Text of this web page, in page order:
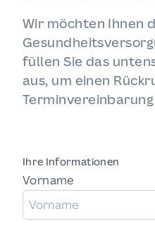
Wir möchten Ihnen
füllen Sie das
aus, um einen
Ihre Informationen
Vorname